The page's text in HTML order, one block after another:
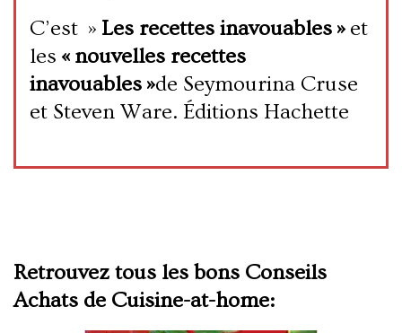
C’est » Les recettes inavouables » et
les « nouvelles recettes
inavouables »de Seymourina Cruse
et Steven Ware. Éditions Hachette
Retrouvez tous les bons Conseils
Achats de Cuisine-at-home: